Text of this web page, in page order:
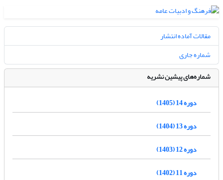
مقالات آماده انتشار
شماره جاری
شماره‌های پیشین نشریه
دوره 14 (1405)
دوره 13 (1404)
دوره 12 (1403)
دوره 11 (1402)